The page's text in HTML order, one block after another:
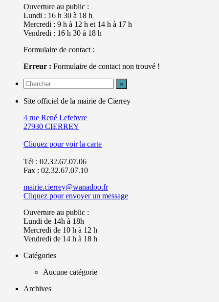
Ouverture au public :
Lundi : 16 h 30 à 18 h
Mercredi : 9 h à 12 h et 14 h à 17 h
Vendredi : 16 h 30 à 18 h
Formulaire de contact :
Erreur : Formulaire de contact non trouvé !
Site officiel de la mairie de Cierrey
4 rue René Lefebvre
27930 CIERREY
Cliquez pour voir la carte
Tél : 02.32.67.07.06
Fax : 02.32.67.07.10
mairie.cierrey@wanadoo.fr
Cliquez pour envoyer un message
Ouverture au public :
Lundi de 14h à 18h
Mercredi de 10 h à 12 h
Vendredi de 14 h à 18 h
Catégories
Aucune catégorie
Archives